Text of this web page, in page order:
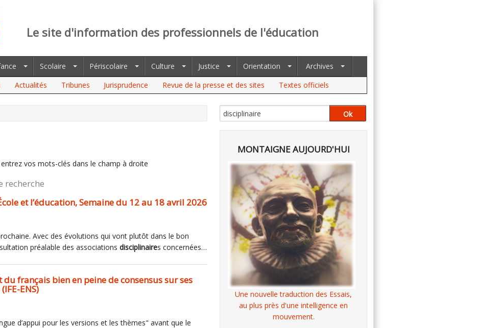
Le site d'information des professionnels de l'éducation
Scolaire Périscolaire Culture Justice Orientation
Archives
Actualités Tribunes Jurisprudence Revue de la presse et des sites Textes officiels
vos mots-clés dans le champ à droite
recherche
et l’éducation, Semaine du 12 au 18 avril 2026
Avec des évolutions qui vont plutôt dans le bon
préalable des associations disciplinaires concernées…
du français bien en peine de consensus sur ses
ENS)
d’appui pour les versions et les thèmes" avant que le
MONTAIGNE AUJOURD'HUI
Une nouvelle traduction des Essais,
au plus près d'une intelligence en
mouvement.